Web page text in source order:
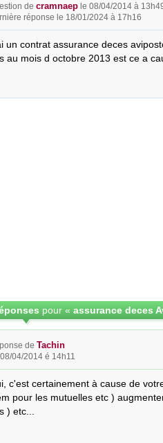
de cramnaeple 08/04/2014 à
réponse le 18/01/2024 à 17h16
un contrat assurance deces
au mois d octobre 2013 est ce a
pour «
de Tachin
08/04/2014 é 14h11
c'est certainement à cause de
pour les mutuelles etc )
) etc...